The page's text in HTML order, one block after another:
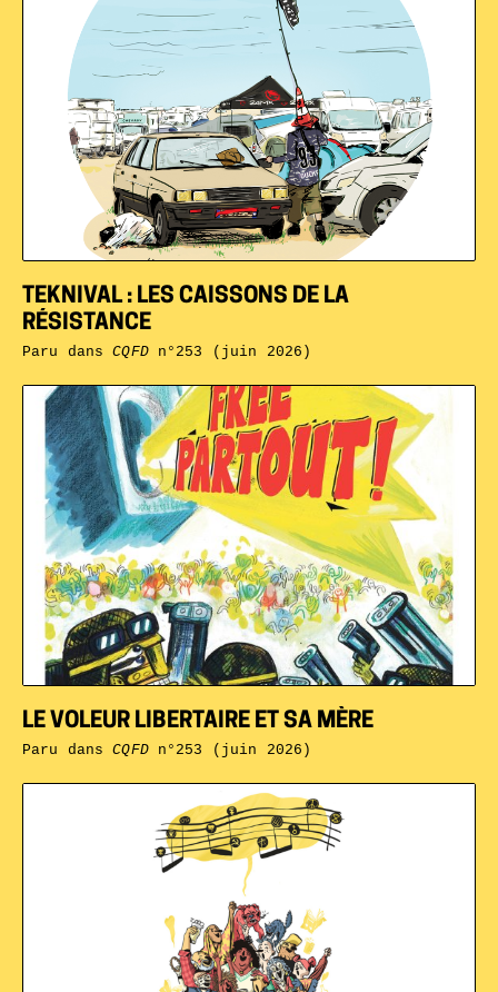
LE VOLEUR LIBERTAIRE ET SA MÈRE
Paru dansCQFDn°253 (juin 2026)
TEKNIVAL : LES CAISSONS DE LA
RÉSISTANCE
Paru dansCQFDn°253 (juin 2026)